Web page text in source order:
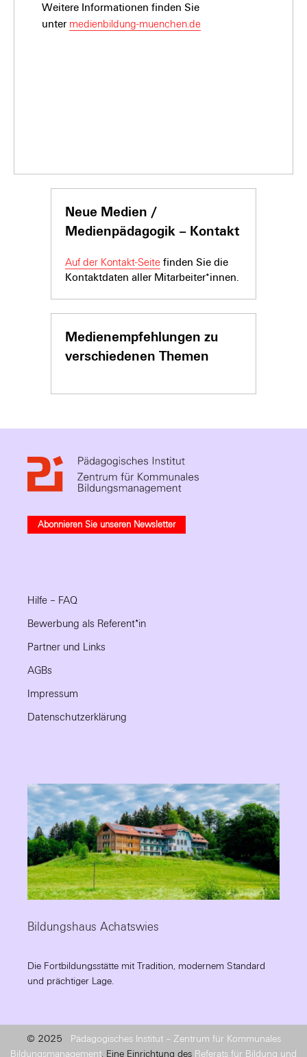
Weitere Informationen finden Sie
unter medienbildung-muenchen.de
Neue Medien /
Medienpädagogik – Kontakt
Auf der Kontakt-Seite finden Sie die
Kontaktdaten aller Mitarbeiter*innen.
Medienempfehlungen zu
verschiedenen Themen
Abonnieren Sie unseren Newsletter
Hilfe – FAQ
Bewerbung als Referent*in
Partner und Links
AGBs
Impressum
Datenschutzerklärung
Bildungshaus Achatswies
Die Fortbildungsstätte mit Tradition, modernem Standard
und prächtiger Lage.
© 2025 Pädagogisches Institut – Zentrum für Kommunales
Bildungsmanagement. Eine Einrichtung des Referats für Bildung und